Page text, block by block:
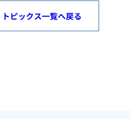
トピックス一覧へ戻る